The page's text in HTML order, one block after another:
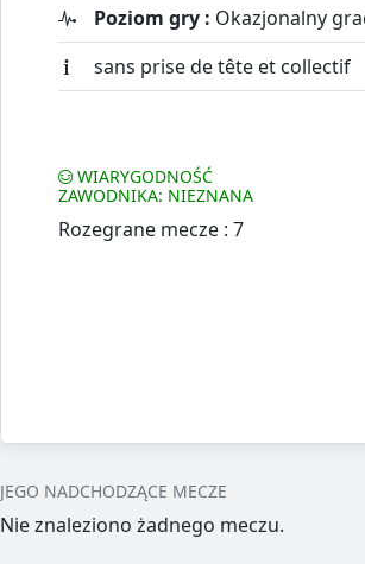
Poziom gry : Okazjonalny
sans prise de tête et collectif
WIARYGODNOŚĆ
ZAWODNIKA: NIEZNANA
Rozegrane mecze : 7
JEGO NADCHODZĄCE MECZE
Nie znaleziono żadnego meczu.